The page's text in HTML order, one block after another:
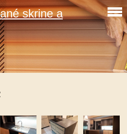
skrine a